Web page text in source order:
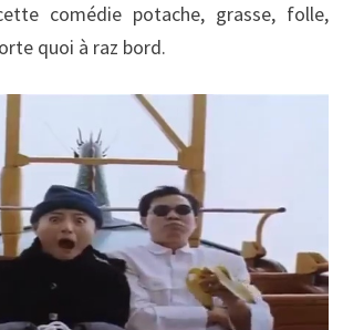
comédie potache, grasse, folle,
quoi à raz bord.